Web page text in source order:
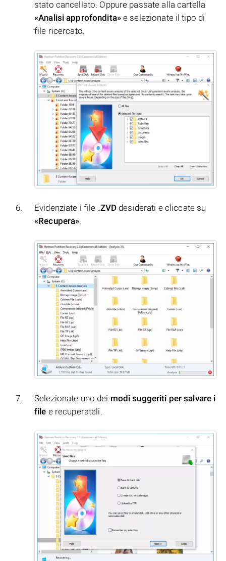
stato cancellato. Oppure passate alla cartella
«Analisi approfondita»e selezionate il tipo di
file ricercato.
Evidenziate i file .ZVD desiderati e cliccate su
«Recupera».
Selezionate uno dei modi suggeriti per salvare i
file e recuperateli.